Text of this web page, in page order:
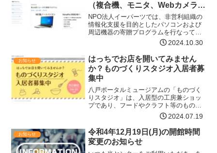
（複合機、モニタ、Webカメラも
あります）ご案内
NPO法人イーパーツでは、非営利組織の
情報化支援を目的としたパソコンおよび
周辺機器の寄贈プログラムを行なってい
ます。本日は「第106回リユースPC寄贈
プログラム」のご案内です。リユース
PC、モニタに加え、未使用の新古品イン
クジェット複合機（…【詳細はコチラ】
2024.10.30
お知らせ
はっちでお店を開いてみません
か？ものづくりスタジオ入居者募
集中
八戸ポータルミュージアムの「ものづく
りスタジオ」は、入居型の工房兼ショッ
プであり、フードやクラフト等のものづ
くり振興による街の新たな魅力スポット
として、八戸ポータルミュージアム館内
及び中心街の賑わいを創出すること、及
び、入居期間中に中心街へ…【詳細はコ
チラ】
2024.07.19
お知らせ
令和4年12月19日(月)の開館時間
変更のお知らせ